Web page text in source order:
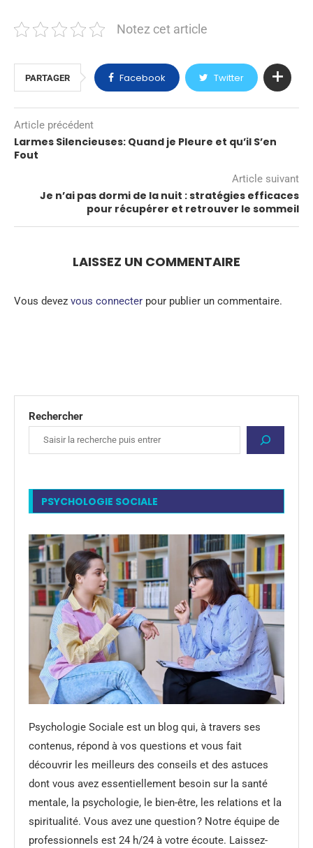
Notez cet article
PARTAGER Facebook Twitter
Article précédent
Larmes Silencieuses: Quand je Pleure et qu’il S’en
Fout
Article suivant
Je n’ai pas dormi de la nuit : stratégies efficaces
pour récupérer et retrouver le sommeil
LAISSEZ UN COMMENTAIRE
Vous devez vous connecter pour publier un commentaire.
Rechercher
PSYCHOLOGIE SOCIALE
Psychologie Sociale est un blog qui, à travers ses
contenus, répond à vos questions et vous fait
découvrir les meilleurs des conseils et des astuces
dont vous avez essentiellement besoin sur la santé
mentale, la psychologie, le bien-être, les relations et la
spiritualité. Vous avez une question ? Notre équipe de
professionnels est 24 h/24 à votre écoute. Laissez-